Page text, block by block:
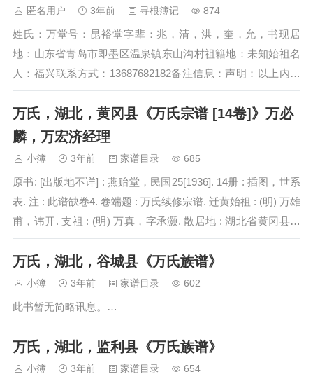
匿名用户 3年前 寻根簿记 874
姓氏：万堂号：昆裕堂字辈：兆，清，洪，奎，允，书现居
地：山东省青岛市即墨区温泉镇东山沟村祖籍地：未知始祖名
人：福兴联系方式：13687682182备注信息：声明：以上内容
来源于…
万氏，湖北，黄冈县《万氏宗谱 [14卷]》万必
麟，万宏济经理
小簿 3年前 家谱目录 685
原书: [出版地不详] : 燕贻堂，民国25[1936]. 14册 : 插图，世系
表. 注 : 此谱缺卷4. 卷端题 : 万氏续修宗谱. 迁黄始祖 : (明) 万雄
甫，讳开. 支祖 : (明) 万真，字承灏. 散居地 : 湖北省黄冈县等
地.…
万氏，湖北，谷城县《万氏族谱》
小簿 3年前 家谱目录 602
此书暂无简略讯息。…
万氏，湖北，监利县《万氏族谱》
小簿 3年前 家谱目录 654